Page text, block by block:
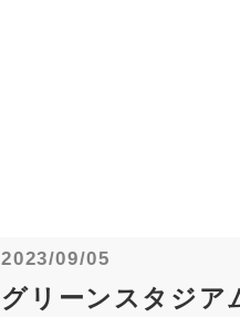
2023/09/05
グリーンスタジア